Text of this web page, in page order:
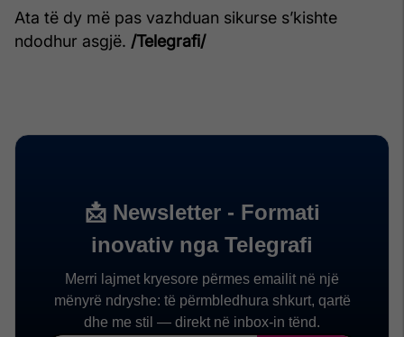
Ata të dy më pas vazhduan sikurse s’kishte
ndodhur asgjë. /Telegrafi/